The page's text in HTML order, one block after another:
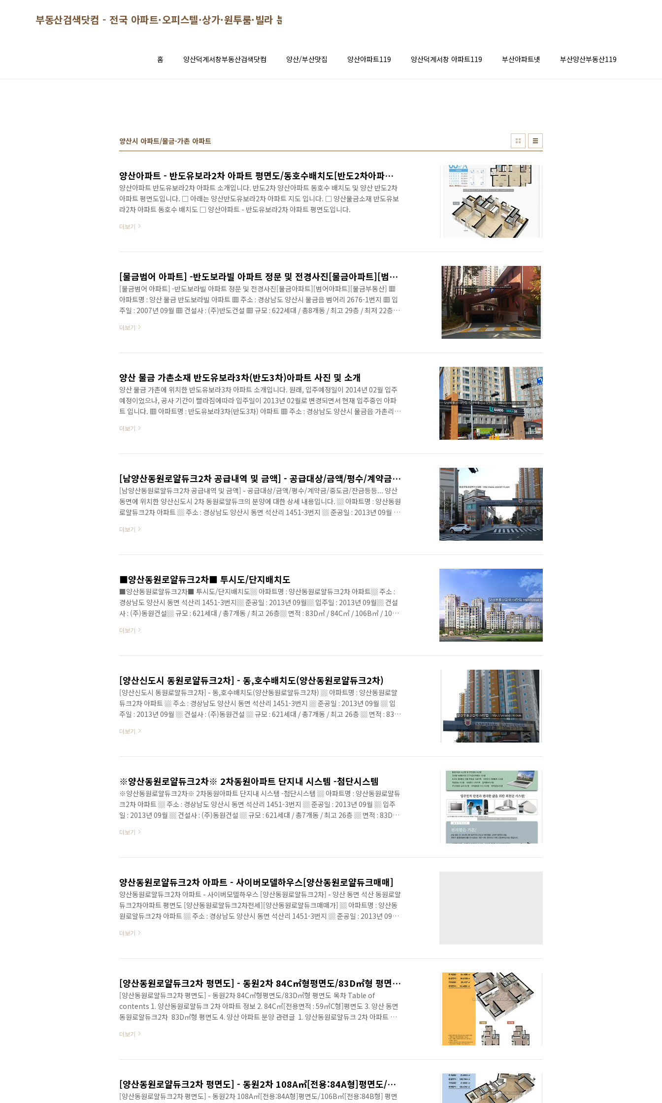
부동산검색닷컴 - 전국 아파트·오피스텔·상가·원투룸·빌라 분양 시세 정보
홈 양산덕계서창부동산검색닷컴 양산/부산맛집 양산아파트119 양산덕계서창 아파트119 부산아파트넷 부산양산부동산119
양산시 아파트/물금·가촌 아파트
양산아파트 - 반도유보라2차 아파트 평면도/동호수배치도[반도2차아파트평면도][양산 아파트평면도]
양산아파트 반도유보라2차 아파트 소개입니다. 반도2차 양산아파트 동호수 배치도 및 양산 반도2차
아파트 평면도입니다. □ 아래는 양산반도유보라2차 아파트 지도 입니다. □ 양산물금소재 반도유보
라2차 아파트 동호수 배치도 □ 양산아파트 - 반도유보라2차 아파트 평면도입니다.
더보기
[물금범어 아파트] -반도보라빌 아파트 정문 및 전경사진[물금아파트][범어아파트][물금부동산]
[물금범어 아파트] -반도보라빌 아파트 정문 및 전경사진[물금아파트][범어아파트][물금부동산] ▦
아파트명 : 양산 물금 반도보라빌 아파트 ▦ 주소 : 경상남도 양산시 물금읍 범어리 2676-1번지 ▦ 입
주일 : 2007년 09월 ▦ 건설사 : (주)반도건설 ▦ 규모 : 622세대 / 총8개동 / 최고 29층 / 최저 22층
▦ 총주차대수 : 666대(가구당 1.07대) ▦ CCTV : 7대(놀이터2대, 엘리베이터14대, 지하주차장51
범어중학교 295m, 황산우체국 29..
더보기
양산 물금 가촌소재 반도유보라3차(반도3차)아파트 사진 및 소개
양산 물금 가촌에 위치한 반도유보라3차 아파트 소개입니다. 원래, 입주예정일이 2014년 02월 입주
예정이었으나, 공사 기간이 빨라짐에따라 입주일이 2013년 02월로 변경되면서 현재 입주중인 아파
트 입니다. ▦ 아파트명 : 반도유보라3차(반도3차) 아파트 ▦ 주소 : 경상남도 양산시 물금읍 가촌리
648세대 / 총13개동 / 최고 25층 / 최저10층 ▦ 면적 : 82B㎡ / 83C㎡ / 83A㎡ ▦ 기타 : 지역난방,
부산대 양산캠퍼스역 593m ▦ 도로시설 : 물금..
더보기
[남양산동원로얄듀크2차 공급내역 및 금액] - 공급대상/금액/평수/계약금/중도금/잔금등등...
[남양산동원로얄듀크2차 공급내역 및 금액] - 공급대상/금액/평수/계약금/중도금/잔금등등... 양산
동면에 위치한 양산신도시 2차 동원로얄듀크의 분양에 대한 상세 내용입니다. ▒ 아파트명 : 양산동원
로얄듀크2차 아파트 ▒ 주소 : 경상남도 양산시 동면 석산리 1451-3번지 ▒ 준공일 : 2013년 09월 ▒
83D㎡ / 84C㎡ / 106B㎡ / 108A㎡ ▒ 기타 : 지역난방, 열병합 ▒ 총주차대수 : 671대(가구당 1.8
편의시설 : 하나로마트 458m ▒ 전경사진 : 양산..
더보기
■양산동원로얄듀크2차■ 투시도/단지배치도
■양산동원로얄듀크2차■ 투시도/단지배치도▒ 아파트명 : 양산동원로얄듀크2차 아파트▒ 주소 :
경상남도 양산시 동면 석산리 1451-3번지▒ 준공일 : 2013년 09월▒ 입주일 : 2013년 09월▒ 건설
사 : (주)동원건설▒ 규모 : 621세대 / 총7개동 / 최고 26층▒ 면적 : 83D㎡ / 84C㎡ / 106B㎡ / 108A
㎡, ▒ 교통환경 : 지하철 2호선 부산대 양산캠퍼스역 946m▒ 편의시설 : 하나로마트 458m ▒
워보이네요^^* ▒ 위치 : ▶양산신도시 동원로얄듀크2차..
더보기
[양산신도시 동원로얄듀크2차] - 동,호수배치도(양산동원로얄듀크2차)
[양산신도시 동원로얄듀크2차] - 동,호수배치도(양산동원로얄듀크2차) ▒ 아파트명 : 양산동원로얄
듀크2차 아파트 ▒ 주소 : 경상남도 양산시 동면 석산리 1451-3번지 ▒ 준공일 : 2013년 09월 ▒ 입
주일 : 2013년 09월 ▒ 건설사 : (주)동원건설 ▒ 규모 : 621세대 / 총7개동 / 최고 26층 ▒ 면적 : 83D
교육환경 : 석산초등학교 530㎡, ▒ 교통환경 : 지하철 2호선 부산대 양산캠퍼스역 946m ▒ 편의시
http://www.ysland114.com ] ..
더보기
※양산동원로얄듀크2차※ 2차동원아파트 단지내 시스템 -첨단시스템
※양산동원로얄듀크2차※ 2차동원아파트 단지내 시스템 -첨단시스템 ▒ 아파트명 : 양산동원로얄듀
크2차 아파트 ▒ 주소 : 경상남도 양산시 동면 석산리 1451-3번지 ▒ 준공일 : 2013년 09월 ▒ 입주
일 : 2013년 09월 ▒ 건설사 : (주)동원건설 ▒ 규모 : 621세대 / 총7개동 / 최고 26층 ▒ 면적 : 83D㎡
육환경 : 석산초등학교 530㎡, ▒ 교통환경 : 지하철 2호선 부산대 양산캠퍼스역 946m ▒ 편의시설 :
동원로얄듀크2차 아파트 / *양산동원로얄듀크2차 아..
더보기
양산동원로얄듀크2차 아파트 - 사이버모델하우스[양산동원로얄듀크매매]
양산동원로얄듀크2차 아파트 - 사이버모델하우스 [양산동원로얄듀크2차] - 양산 동면 석산 동원로얄
듀크2차아파트 평면도 [양산동원로얄듀크2차전세][양산동원로얄듀크매매가] ▒ 아파트명 : 양산동
원로얄듀크2차 아파트 ▒ 주소 : 경상남도 양산시 동면 석산리 1451-3번지 ▒ 준공일 : 2013년 09월
83D㎡ / 84C㎡ / 106B㎡ / 108A㎡ ▒ 기타 : 지역난방, 열병합 ▒ 총주차대수 : 671대(가구당 1.8
편의시설 : 하나로마트 458m
더보기
[양산동원로얄듀크2차 평면도] - 동원2차 84C㎡형평면도/83D㎡형 평면도[양산동원아파트시세]
[양산동원로얄듀크2차 평면도] - 동원2차 84C㎡형평면도/83D㎡형 평면도 목차 Table of
contents 1. 양산동원로얄듀크 2차 아파트 정보 2. 84C㎡[전용면적 : 59㎡C형]평면도 3. 양산 동면
동원로얄듀크2차 83D㎡형 평면도 4. 양산 아파트 분양 관련글 1. 양산동원로얄듀크 2차 아파트 정
준공일 : 2013년 09월▒ 입주일 : 2013년 09월▒ 건설사 : (주)동원건설▒ 규모 : 621세대 / 총7개동
: 671대(가구당 1.8대)▒ 교육환경 ..
더보기
[양산동원로얄듀크2차 평면도] - 동원2차 108A㎡[전용:84A형]평면도/106B㎡[전용:84B형] 평면도[양산부동산114닷컴]
[양산동원로얄듀크2차 평면도] - 동원2차 108A㎡[전용:84A형]평면도/106B㎡[전용:84B형] 평면